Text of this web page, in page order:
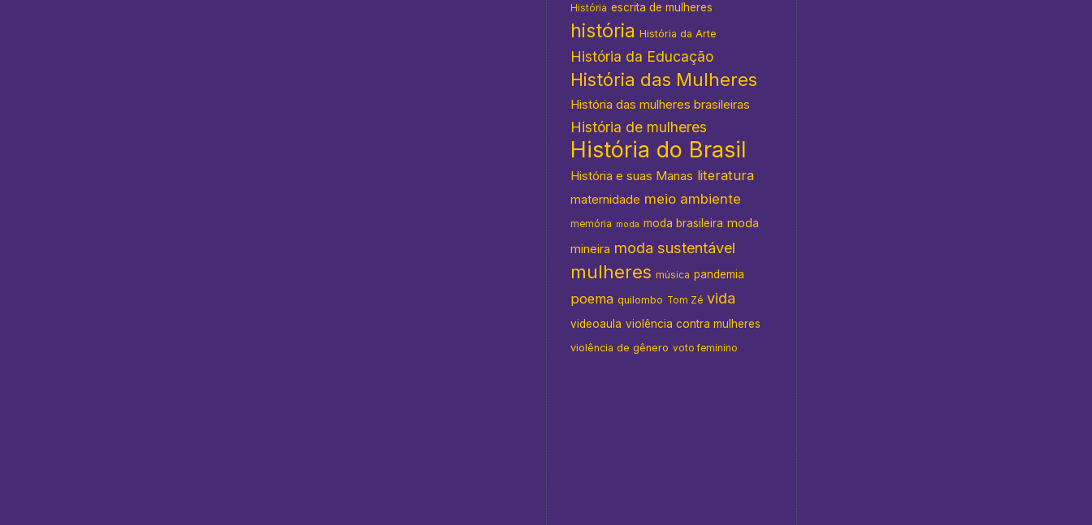
História escrita de mulheres
história História da Arte
História da Educação
História das Mulheres
História das mulheres brasileiras
História de mulheres
História do Brasil
História e suas Manas literatura
maternidade meio ambiente
memória moda moda brasileira moda
mineira moda sustentável
mulheres música pandemia
poema quilombo Tom Zé vida
videoaula violência contra mulheres
violência de gênero voto feminino